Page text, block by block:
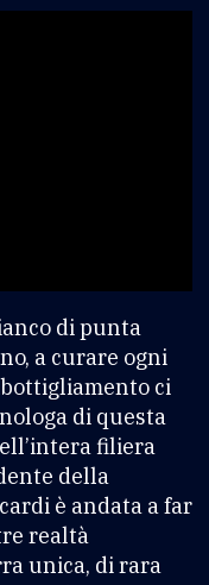
di punta
a curare ogni
ci
di questa
filiera
della
è andata a far
realtà
unica, di rara